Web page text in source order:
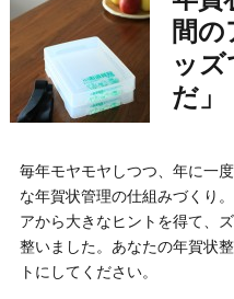
間
ッ
だ」
毎年モヤモヤしつつ、年に一
な年賀状管理の仕組みづくり
アから大きなヒントを得て、
整いました。あなたの年賀状
トにしてください。